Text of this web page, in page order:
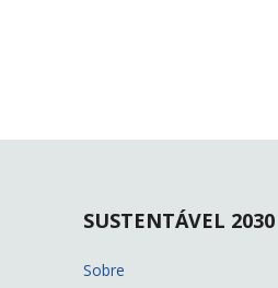
SUSTENTÁVEL 2030
Sobre